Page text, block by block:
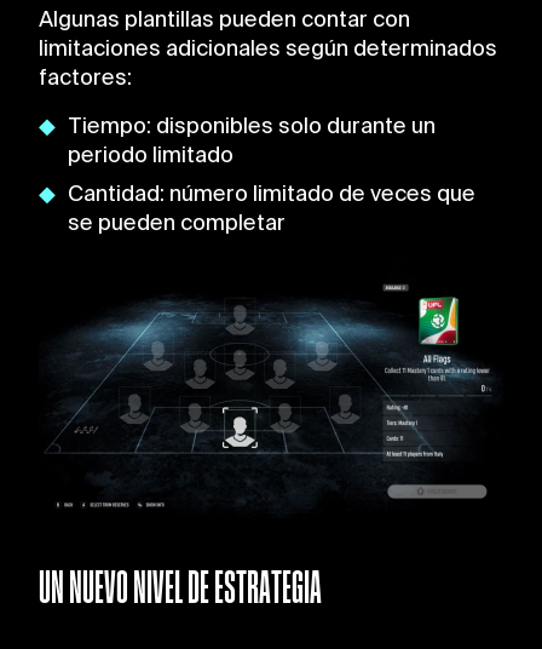
Algunas plantillas pueden contar con
limitaciones adicionales según determinados
factores:
Tiempo: disponibles solo durante un
periodo limitado
Cantidad: número limitado de veces que
se pueden completar
UN NUEVO NIVEL DE ESTRATEGIA